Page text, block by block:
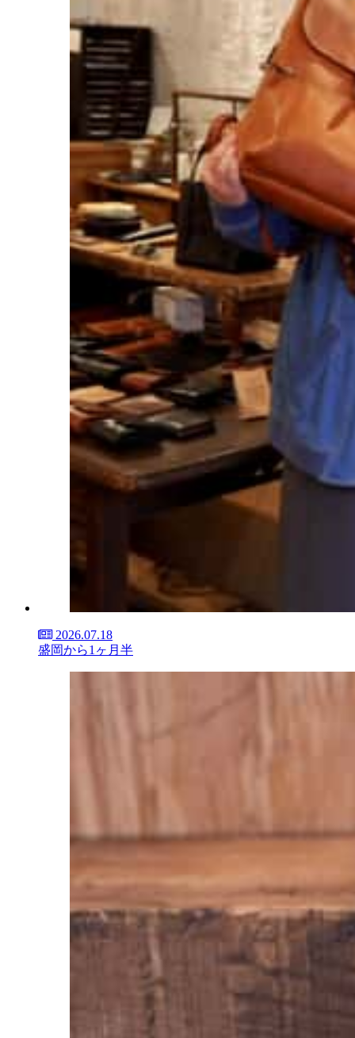
2026.07.18
盛岡から1ヶ月半